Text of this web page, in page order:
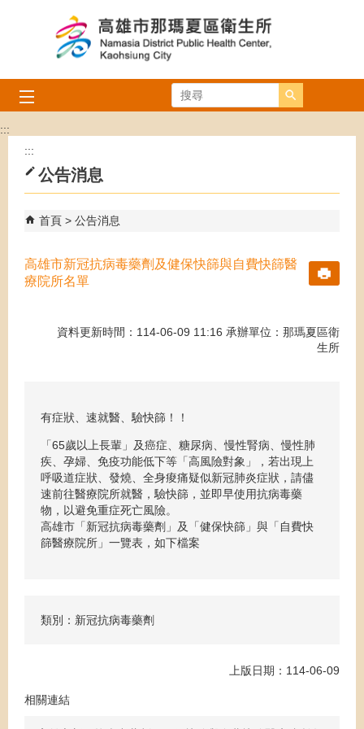
跳到主要內容區塊
搜尋
:::
:::
公告消息
首頁 公告消息
高雄市新冠抗病毒藥劑及健保快篩與自費快篩醫
療院所名單
資料更新時間：114-06-09 11:16 承辦單位：那瑪夏區衛
生所
有症狀、速就醫、驗快篩！！
「65歲以上長輩」及癌症、糖尿病、慢性腎病、慢性肺
疾、孕婦、免疫功能低下等「高風險對象」，若出現上
呼吸道症狀、發燒、全身痠痛疑似新冠肺炎症狀，請儘
速前往醫療院所就醫，驗快篩，並即早使用抗病毒藥
物，以避免重症死亡風險。
高雄市「新冠抗病毒藥劑」及「健保快篩」與「自費快
篩醫療院所」一覽表，如下檔案
類別：新冠抗病毒藥劑
上版日期：114-06-09
相關連結